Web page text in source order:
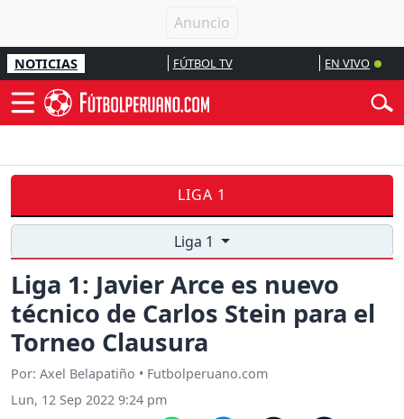
NOTICIAS FÚTBOL TV EN VIVO
LIGA 1
Liga 1
Liga 1: Javier Arce es nuevo
técnico de Carlos Stein para el
Torneo Clausura
Por: Axel Belapatiño • Futbolperuano.com
Lun, 12 Sep 2022 9:24 pm